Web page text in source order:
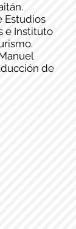
Estudios
e Instituto
de